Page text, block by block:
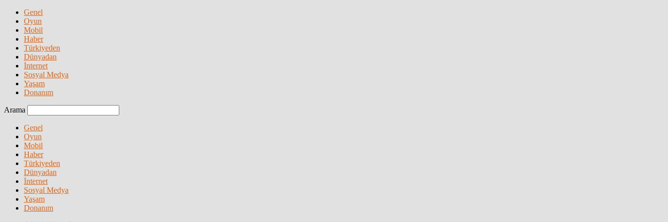
Genel
Oyun
Mobil
Haber
Türkiyeden
Dünyadan
İnternet
Sosyal Medya
Yaşam
Donanım
Arama
Genel
Oyun
Mobil
Haber
Türkiyeden
Dünyadan
İnternet
Sosyal Medya
Yaşam
Donanım